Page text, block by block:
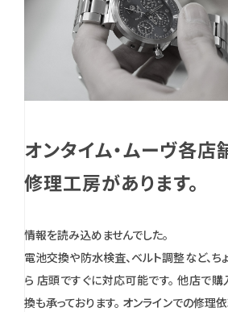
オンタイム・ムーヴ各店
修理工房があります。
情報を読み込めませんでした。
電池交換や防水検査、ベルト調整など、ち
ら 店頭ですぐに対応可能です。 他店で購
換も承っております。 オンラインでの修理